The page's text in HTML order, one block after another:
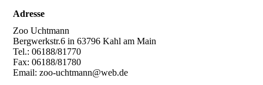
Adresse
Zoo Uchtmann
Bergwerkstr.6 in 63796 Kahl am Main
Tel.: 06188/81770
Fax: 06188/81780
Email: zoo-uchtmann@web.de